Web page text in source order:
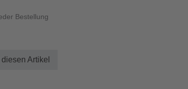
Bestellung
Artikel